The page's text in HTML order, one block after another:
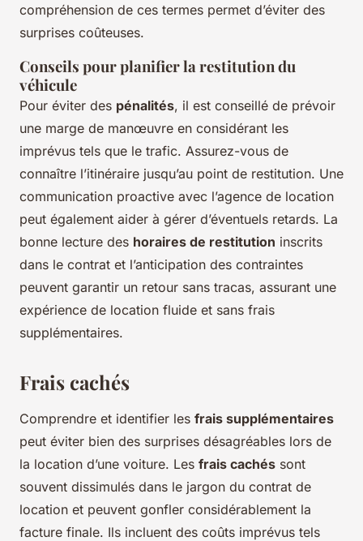
compréhension de ces termes permet d’éviter des
surprises coûteuses.
Conseils pour planifier la restitution du
véhicule
Pour éviter des pénalités, il est conseillé de prévoir
une marge de manœuvre en considérant les
imprévus tels que le trafic. Assurez-vous de
connaître l’itinéraire jusqu’au point de restitution. Une
communication proactive avec l’agence de location
peut également aider à gérer d’éventuels retards. La
bonne lecture des horaires de restitution inscrits
dans le contrat et l’anticipation des contraintes
peuvent garantir un retour sans tracas, assurant une
expérience de location fluide et sans frais
supplémentaires.
Frais cachés
Comprendre et identifier les frais supplémentaires
peut éviter bien des surprises désagréables lors de
la location d’une voiture. Les frais cachés sont
souvent dissimulés dans le jargon du contrat de
location et peuvent gonfler considérablement la
facture finale. Ils incluent des coûts imprévus tels